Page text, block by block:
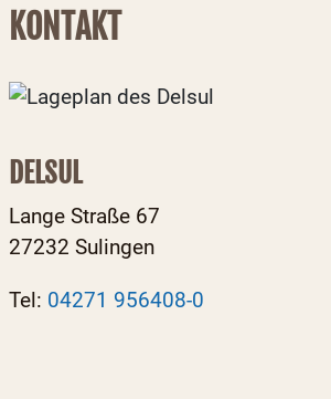
KONTAKT
DELSUL
Lange Straße 67
27232 Sulingen
Tel: 04271 956408-0